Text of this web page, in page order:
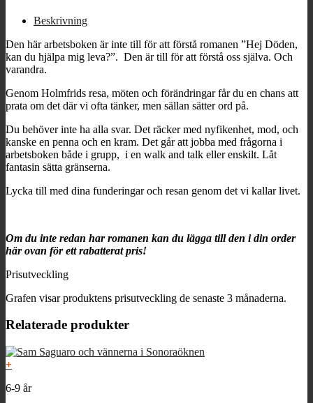
mig
mängd
Beskrivning
Den här arbetsboken är inte till för att förstå romanen ”Hej Döden,
kan du hjälpa mig leva?”. Den är till för att förstå oss själva. Och
varandra.
Genom Holmfrids resa, möten och förändringar får du en chans att
prata om det där vi ofta tänker, men sällan sätter ord på.
Du behöver inte ha alla svar. Det räcker med nyfikenhet, mod, och
kanske en penna och en kram. Det går att jobba med frågorna i
arbetsboken både i grupp, i en walk and talk eller enskilt. Låt
fantasin sätta gränserna.
Lycka till med dina funderingar och resan genom det vi kallar livet.
Om du inte redan har romanen kan du lägga till den i din order
här ovan för ett rabatterat pris!
Prisutveckling
Grafen visar produktens prisutveckling de senaste 3 månaderna.
Relaterade produkter
+
här
6-9 år